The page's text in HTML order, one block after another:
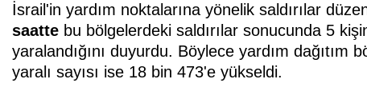
İsrail'in yardım noktalarına yönelik saldırılar
saatte bu bölgelerdeki saldırılar sonucunda 5
yaralandığını duyurdu. Böylece yardım dağıtım
yaralı sayısı ise 18 bin 473'e yükseldi.